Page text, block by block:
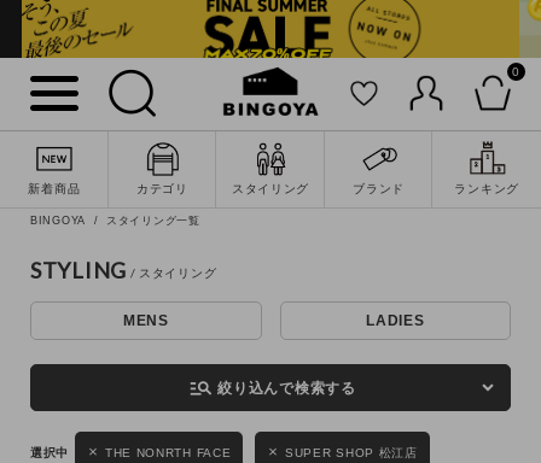
0
新着商品 カテゴリ スタイリング ブランド ランキング
詳細検索
キーワード
性別
BINGOYA スタイリング一覧
STYLING
MENS LADIES
manage_search 絞り込んで検索する
THE NONRTH FACE SUPER SHOP 松江店